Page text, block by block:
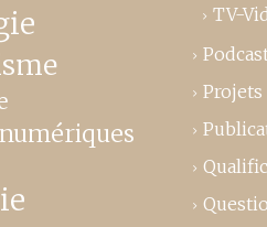
TV-
Projets